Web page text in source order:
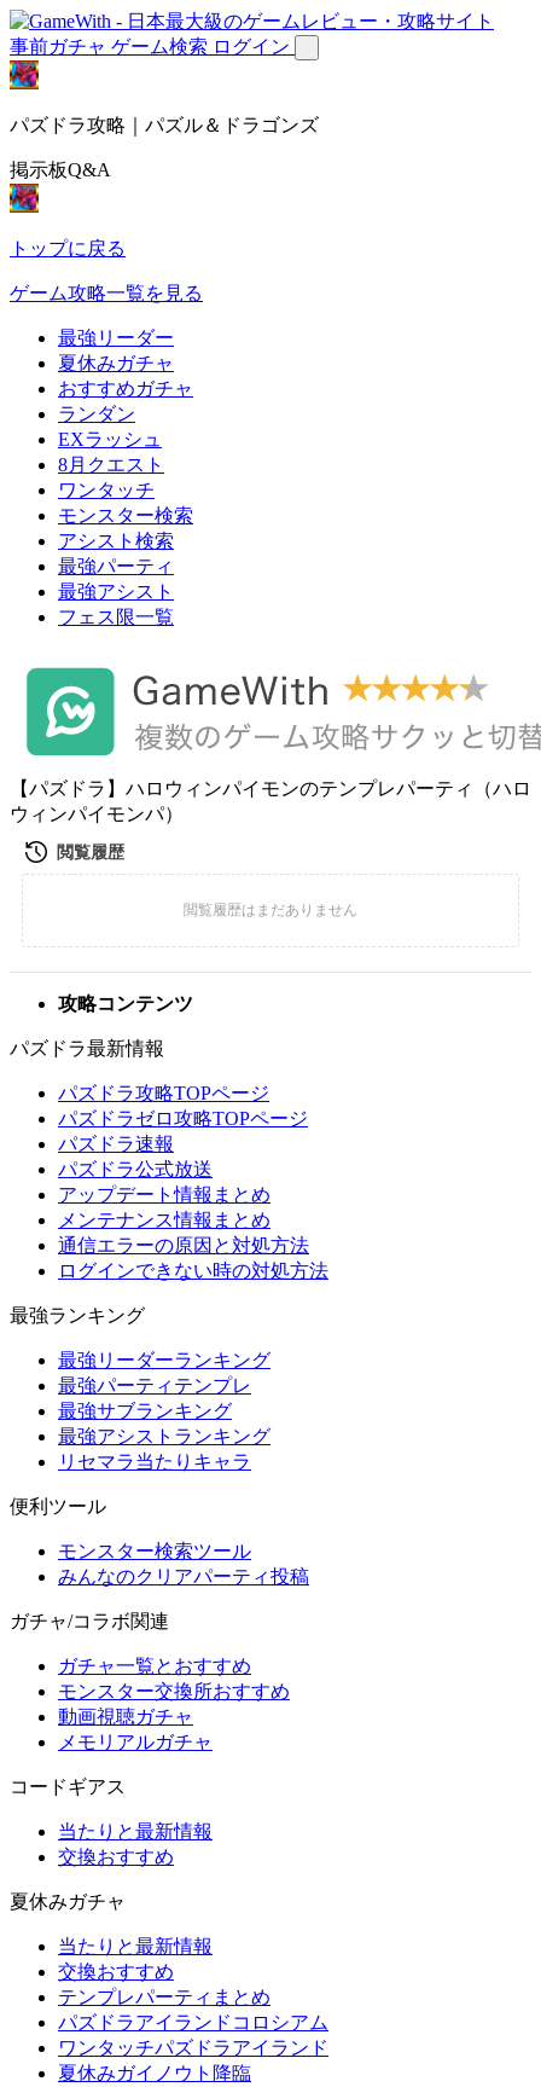
事前ガチャ ゲーム検索 ログイン
パズドラ攻略｜パズル＆ドラゴンズ
掲示板Q&A
トップに戻る
ゲーム攻略一覧を見る
最強リーダー
夏休みガチャ
おすすめガチャ
ランダン
EXラッシュ
8月クエスト
ワンタッチ
モンスター検索
アシスト検索
最強パーティ
最強アシスト
フェス限一覧
【パズドラ】ハロウィンパイモンのテンプレパーティ（ハロ
ウィンパイモンパ）
攻略コンテンツ
パズドラ最新情報
パズドラ攻略TOPページ
パズドラゼロ攻略TOPページ
パズドラ速報
パズドラ公式放送
アップデート情報まとめ
メンテナンス情報まとめ
通信エラーの原因と対処方法
ログインできない時の対処方法
最強ランキング
最強リーダーランキング
最強パーティテンプレ
最強サブランキング
最強アシストランキング
リセマラ当たりキャラ
便利ツール
モンスター検索ツール
みんなのクリアパーティ投稿
ガチャ/コラボ関連
ガチャ一覧とおすすめ
モンスター交換所おすすめ
動画視聴ガチャ
メモリアルガチャ
コードギアス
当たりと最新情報
交換おすすめ
夏休みガチャ
当たりと最新情報
交換おすすめ
テンプレパーティまとめ
パズドラアイランドコロシアム
ワンタッチパズドラアイランド
夏休みガイノウト降臨